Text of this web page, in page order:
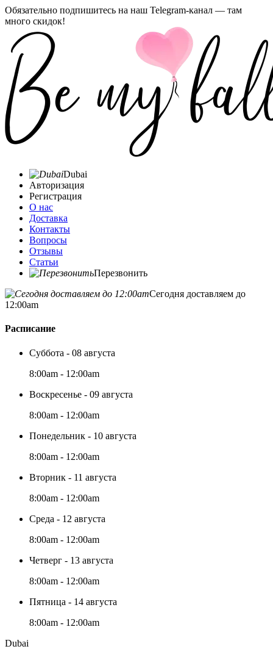
Обязательно подпишитесь на наш Telegram-канал — там
много скидок!
Dubai
Авторизация
Регистрация
О нас
Доставка
Контакты
Вопросы
Отзывы
Статьи
Перезвонить
Сегодня доставляем до
12:00am
Расписание
Суббота - 08 августа
8:00am - 12:00am
Воскресенье - 09 августа
8:00am - 12:00am
Понедельник - 10 августа
8:00am - 12:00am
Вторник - 11 августа
8:00am - 12:00am
Среда - 12 августа
8:00am - 12:00am
Четверг - 13 августа
8:00am - 12:00am
Пятница - 14 августа
8:00am - 12:00am
Dubai